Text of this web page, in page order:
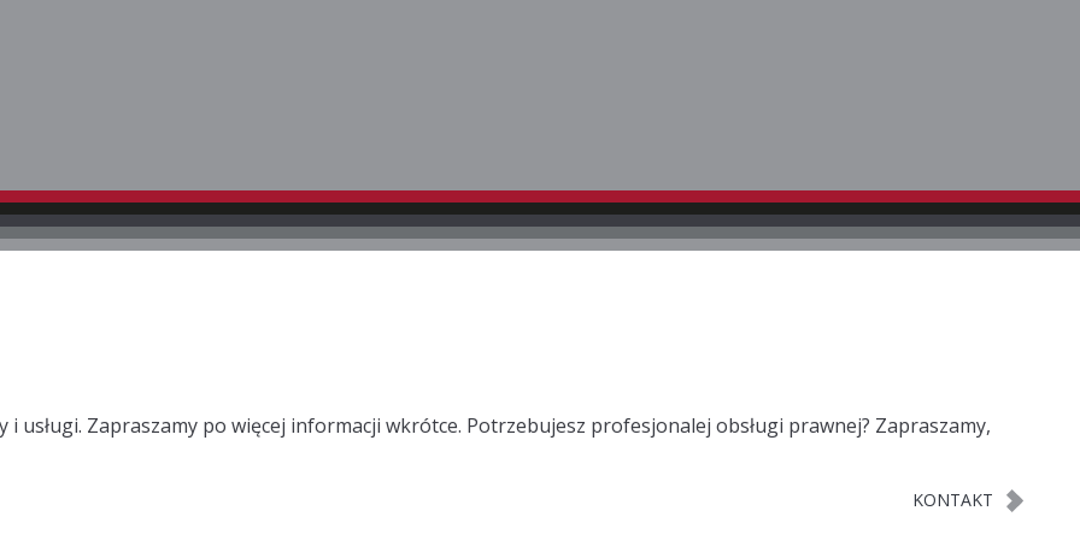
Zapraszamy po więcej informacji wkrótce. Potrzebujesz profesjonalej obsługi prawnej? Zapraszamy,